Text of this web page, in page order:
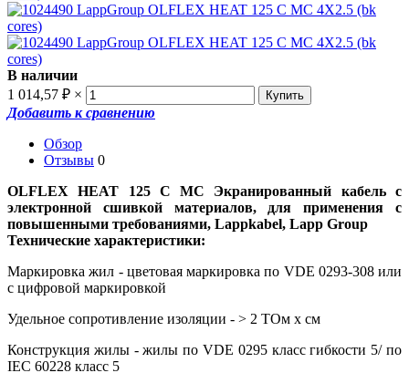
В наличии
1 014,57 ₽ ×
Добавить к сравнению
Обзор
Отзывы 0
OLFLEX HEAT 125 C MC Экранированный кабель с
электронной сшивкой материалов, для применения с
повышенными требованиями, Lappkabel, Lapp Group
Технические характеристики:
Маркировка жил - цветовая маркировка по VDE 0293-308 или
с цифровой маркировкой
Удельное сопротивление изоляции - > 2 ТОм х см
Конструкция жилы - жилы по VDE 0295 класс гибкости 5/ по
IEC 60228 класс 5